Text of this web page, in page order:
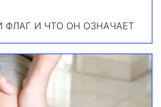
ФЛАГ И ЧТО ОН ОЗНАЧАЕТ